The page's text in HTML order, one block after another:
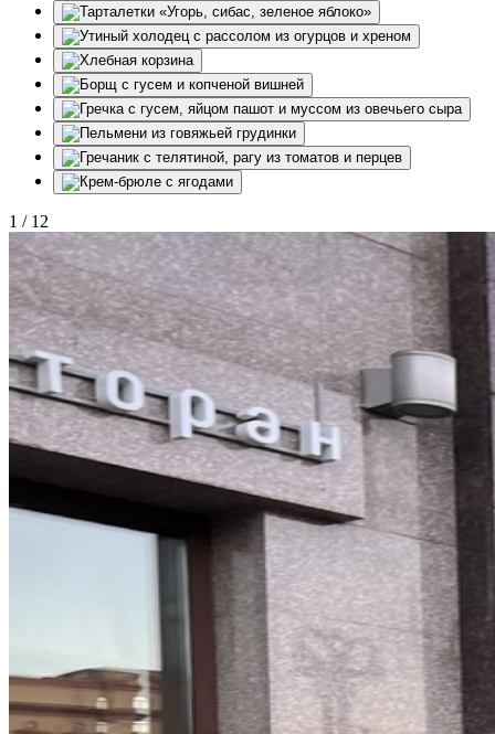
1 / 12